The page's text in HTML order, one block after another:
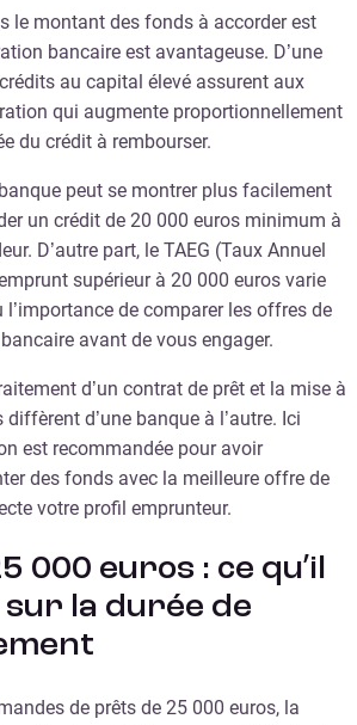
le montant des fonds à accorder est
bancaire est avantageuse. D’une
au capital élevé assurent aux
qui augmente proportionnellement
du crédit à rembourser.
peut se montrer plus facilement
un crédit de 20 000 euros minimum à
D’autre part, le TAEG (Taux Annuel
supérieur à 20 000 euros varie
l’importance de comparer les offres de
avant de vous engager.
d’un contrat de prêt et la mise à
d’une banque à l’autre. Ici
est recommandée pour avoir
des fonds avec la meilleure offre de
votre profil emprunteur.
000 euros : ce qu’il
la durée de
de prêts de 25 000 euros, la